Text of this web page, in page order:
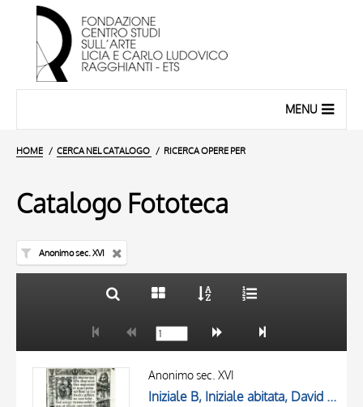
MENU
HOME CERCA NEL CATALOGO RICERCA OPERE PER
Catalogo Fototeca
Anonimo sec. XVI
AUTORE
LOCALIZZAZIONE
Anonimo sec. XVI
Iniziale B, Iniziale abitata, David che suona l'arpa, Motivi decorativi fitomorfi